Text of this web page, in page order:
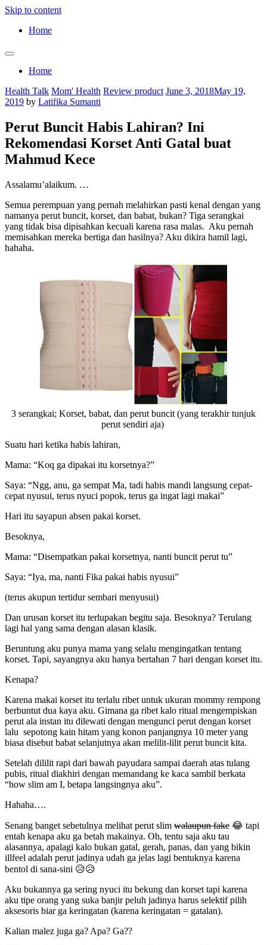
Skip to content
Home
Home
Health Talk Mom' Health Review product June 3, 2018May 19,
2019 by Latifika Sumanti
Perut Buncit Habis Lahiran? Ini
Rekomendasi Korset Anti Gatal buat
Mahmud Kece
Assalamu’alaikum. …
Semua perempuan yang pernah melahirkan pasti kenal dengan yang
namanya perut buncit, korset, dan babat, bukan? Tiga serangkai
yang tidak bisa dipisahkan kecuali karena rasa malas. Aku pernah
memisahkan mereka bertiga dan hasilnya? Aku dikira hamil lagi,
hahaha.
3 serangkai; Korset, babat, dan perut buncit (yang terakhir tunjuk
perut sendiri aja)
Suatu hari ketika habis lahiran,
Mama: “Koq ga dipakai itu korsetnya?”
Saya: “Ngg, anu, ga sempat Ma, tadi habis mandi langsung cepat-
cepat nyusui, terus nyuci popok, terus ga ingat lagi makai”
Hari itu sayapun absen pakai korset.
Besoknya,
Mama: “Disempatkan pakai korsetnya, nanti buncit perut tu”
Saya: “Iya, ma, nanti Fika pakai habis nyusui”
(terus akupun tertidur sembari menyusui)
Dan urusan korset itu terlupakan begitu saja. Besoknya? Terulang
lagi hal yang sama dengan alasan klasik.
Beruntung aku punya mama yang selalu mengingatkan tentang
korset. Tapi, sayangnya aku hanya bertahan 7 hari dengan korset itu.
Kenapa?
Karena makai korset itu terlalu ribet untuk ukuran mommy rempong
berbuntut dua kaya aku. Gimana ga ribet kalo ritual mengempiskan
perut ala instan itu dilewati dengan mengunci perut dengan korset
lalu sepotong kain hitam yang konon panjangnya 10 meter yang
biasa disebut babat selanjutnya akan melilit-lilit perut buncit kita.
Setelah dililit rapi dari bawah payudara sampai daerah atas tulang
pubis, ritual diakhiri dengan memandang ke kaca sambil berkata
“how slim am I, betapa langsingnya aku”.
Hahaha….
Senang banget sebetulnya melihat perut slim walaupun fake 😂 tapi
entah kenapa aku ga betah makainya. Oh, tentu saja aku tau
alasannya, apalagi kalo bukan gatal, gerah, panas, dan yang bikin
illfeel adalah perut jadinya udah ga jelas lagi bentuknya karena
bentol di sana-sini 😥😥
Aku bukannya ga sering nyuci itu bekung dan korset tapi karena
aku tipe orang yang suka banjir peluh jadinya harus selektif pilih
aksesoris biar ga keringatan (karena keringatan = gatalan).
Kalian malez juga ga? Apa? Ga??